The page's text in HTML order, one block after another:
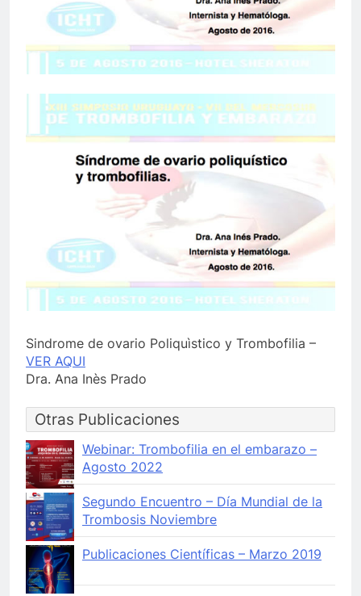
Sindrome de ovario Poliquìstico y Trombofilia –
VER AQUI
Dra. Ana Inès Prado
Otras Publicaciones
Webinar: Trombofilia en el embarazo –
Agosto 2022
Segundo Encuentro – Día Mundial de la
Trombosis Noviembre
Publicaciones Científicas – Marzo 2019